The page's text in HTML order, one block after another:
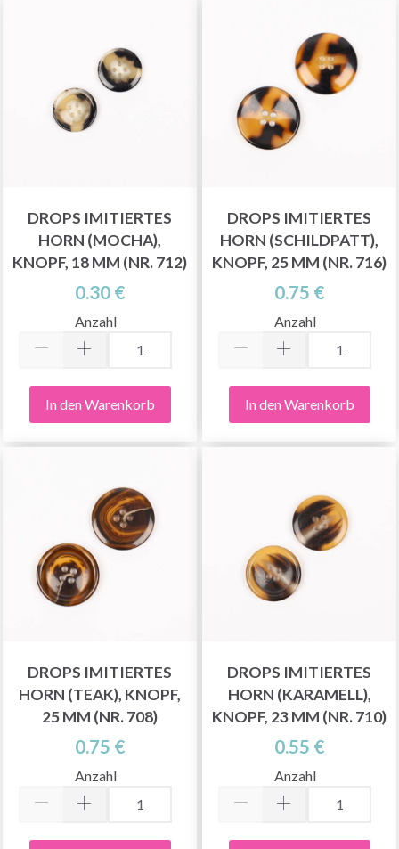
DROPS IMITIERTES
HORN (MOCHA),
KNOPF, 18 MM (NR. 712)
0.30 €
Anzahl
In den Warenkorb
DROPS IMITIERTES
HORN (SCHILDPATT),
KNOPF, 25 MM (NR. 716)
0.75 €
Anzahl
In den Warenkorb
DROPS IMITIERTES
HORN (TEAK), KNOPF,
25 MM (NR. 708)
0.75 €
Anzahl
DROPS IMITIERTES
HORN (KARAMELL),
KNOPF, 23 MM (NR. 710)
0.55 €
Anzahl